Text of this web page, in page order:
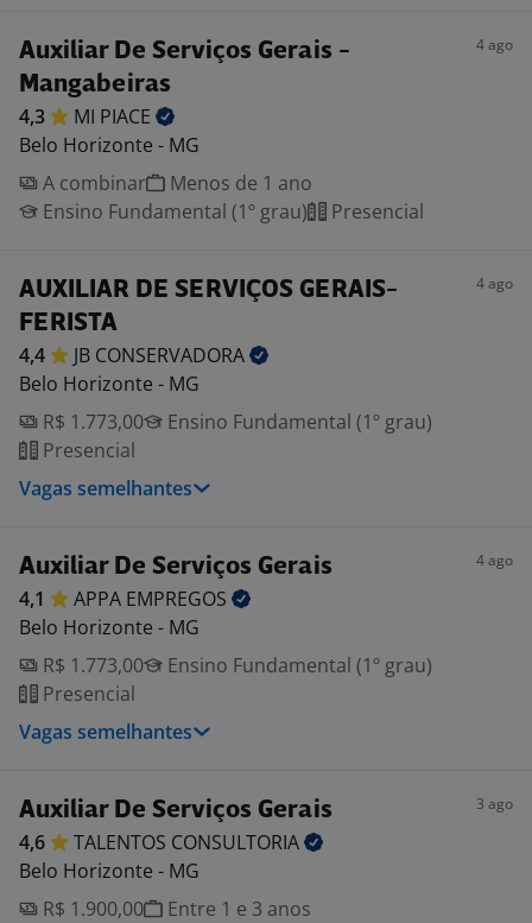
Auxiliar De Serviços Gerais -
Mangabeiras
4 ago
4,3 MI PIACE
Belo Horizonte - MG
A combinar
Menos de 1 ano
Ensino Fundamental (1º grau)
Presencial
AUXILIAR DE SERVIÇOS GERAIS-
FERISTA
4 ago
4,4 JB CONSERVADORA
Belo Horizonte - MG
R$ 1.773,00
Ensino Fundamental (1º grau)
Presencial
Vagas semelhantes
Auxiliar De Serviços Gerais 4 ago
4,1 APPA EMPREGOS
Belo Horizonte - MG
R$ 1.773,00
Ensino Fundamental (1º grau)
Presencial
Vagas semelhantes
Auxiliar De Serviços Gerais 3 ago
4,6 TALENTOS CONSULTORIA
Belo Horizonte - MG
R$ 1.900,00
Entre 1 e 3 anos